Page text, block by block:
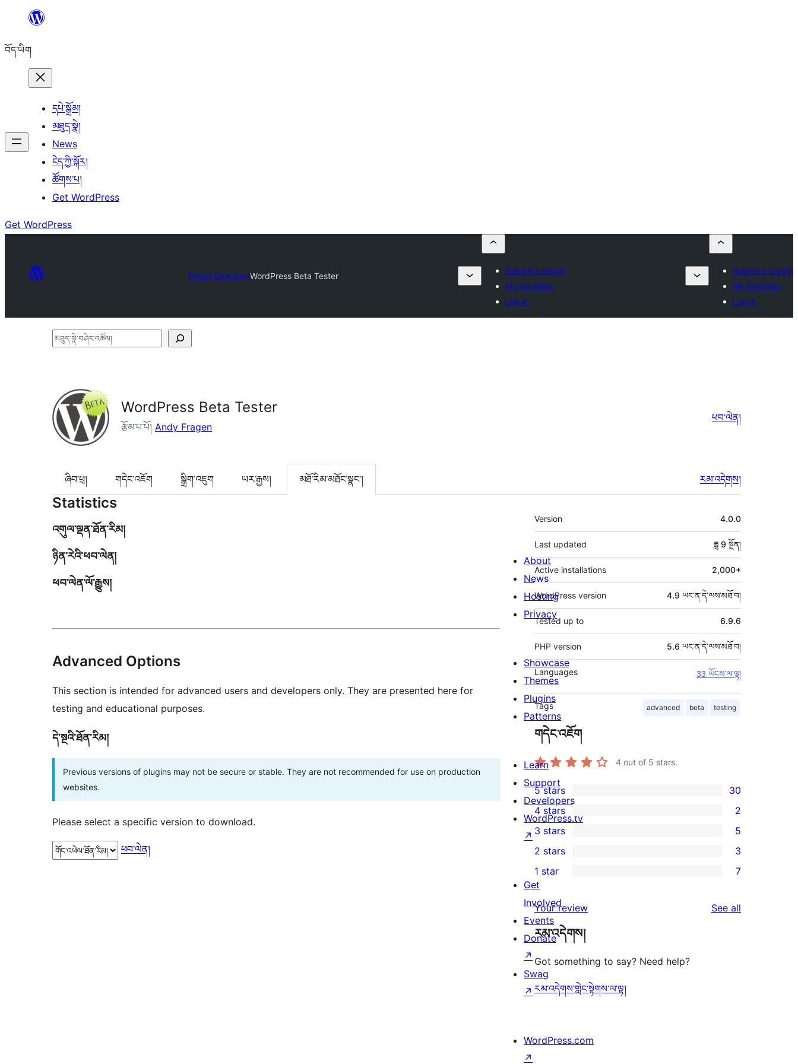
content
བོད་ཡིག
དཔེ་སྒྲོམ།
མཐུད་སྣེ།
News
ངེད་ཀྱི་སྐོར།
ཚོགས་པ།
Get WordPress
Get WordPress
Plugin DirectoryWordPress Beta Tester
Submit a plugin
My favorites
Log in
Submit a plugin
My favorites
Log in
མཐུད་
འཚོལ།
WordPress Beta Tester
རྩོམ་པ་པོ། Andy Fragen
ཕབ་ལེན།
ཞིབ་ཕྲ། གདེང་འཇོག སྒྲིག་འཇུག ཡར་རྒྱས། མཐོ་རིམ་མཐོང་སྣང་། རམ་འདེགས།
Statistics
འགུལ་ལྡན་ཐོན་རིམ།
ཉིན་རེའི་ཕབ་ལེན།
ཕབ་ལེན་ལོ་རྒྱུས།
Advanced Options
This section is intended for advanced users and developers only. They are presented here for
testing and educational purposes.
དེ་སྔའི་ཐོན་རིམ།
Previous versions of plugins may not be secure or stable. They are not recommended for use on production
websites.
Please select a specific version to download.
ཕབ་ལེན།
ཟུར་
བརྗོད།
Version 4.0.0
Last updated ཟླ 9 སྔོན།
Active installations 2,000+
WordPress version 4.9 ཡང་ན་དེ་ལས་མཐོ་བ།
Tested up to 6.9.6
PHP version 5.6 ཡང་ན་དེ་ལས་མཐོ་བ།
Languages 33 ཡོངས་ལ་ལྟ།
Tags advanced beta testing
གདེང་འཇོག
4 out of 5 stars.
30
5-
star
reviews
5 stars 30
2
4-
star
reviews
4 stars 2
5
3-
star
reviews
3 stars 5
2-
reviews
2 stars 3
7
star
reviews
1 star 7
Your review See all
རམ་འདེགས།
Got something to say? Need help?
རམ་འདེགས་གླེང་སྟེགས་ལ་ལྟ།
About
News
Hosting
Privacy
Showcase
Themes
Plugins
Patterns
Learn
Support
Developers
WordPress.tv
↗
Get
Involved
Events
Donate
↗
Swag
↗
WordPress.com
↗